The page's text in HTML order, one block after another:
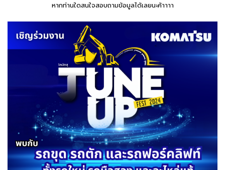
หากท่านใดสนใจสอบถามข้อมูลได้เลยนะค้าาาา